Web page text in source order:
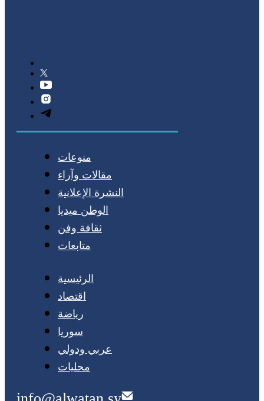
منوعات
مقالات وآراء
النشرة الإعلانية
الوطن ميديا
ثقافة وفن
متابعات
الرئيسية
اقتصاد
رياضة
سوريا
عربي ودولي
محليات